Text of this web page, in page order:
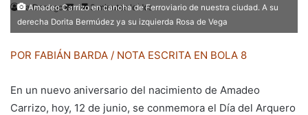
La Dorrego
Send
an
3 minutos leídos
Amadeo Carrizo en cancha de Ferroviario de nuestra ciudad. A su
derecha Dorita Bermúdez ya su izquierda Rosa de Vega
POR FABIÁN BARDA / NOTA ESCRITA EN BOLA 8
En un nuevo aniversario del nacimiento de Amadeo
Carrizo, hoy, 12 de junio, se conmemora el Día del Arquero